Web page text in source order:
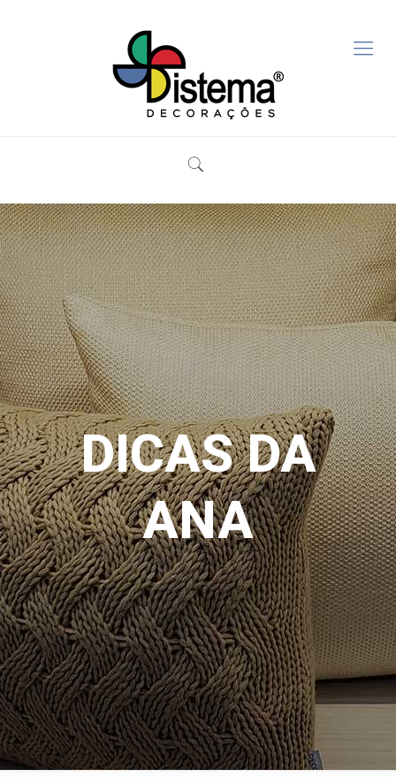
DICAS DA
ANA